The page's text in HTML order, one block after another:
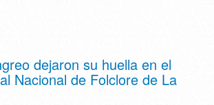
dejaron su huella en el
Nacional de Folclore de La